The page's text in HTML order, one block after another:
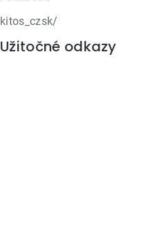
kitos_czsk/
Užitočné odkazy